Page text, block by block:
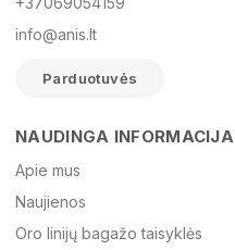
El. paštas
info@anis.lt
Parduotuvės
NAUDINGA INFORMACIJA
Apie mus
Naujienos
Oro linijų bagažo taisyklės